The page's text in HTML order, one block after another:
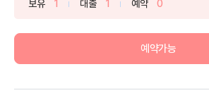
보유 1 대출 1 예약 0
예약가능